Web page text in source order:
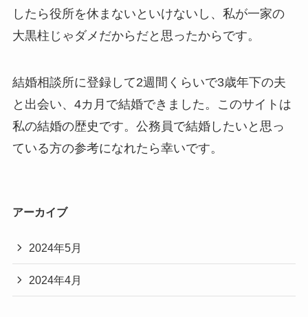
したら役所を休まないといけないし、私が一家の
大黒柱じゃダメだからだと思ったからです。
結婚相談所に登録して2週間くらいで3歳年下の夫
と出会い、4カ月で結婚できました。このサイトは
私の結婚の歴史です。公務員で結婚したいと思っ
ている方の参考になれたら幸いです。
アーカイブ
2024年5月
2024年4月